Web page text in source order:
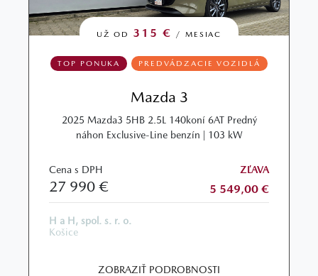
UŽ OD 315 € / MESIAC
TOP PONUKA PREDVÁDZACIE VOZIDLÁ
Mazda 3
2025 Mazda3 5HB 2.5L 140koní 6AT Predný
náhon Exclusive-Line benzín | 103 kW
Cena s DPH
27 990 €
ZĽAVA
5 549,00 €
H a H, spol. s. r. o.
Košice
ZOBRAZIŤ PODROBNOSTI